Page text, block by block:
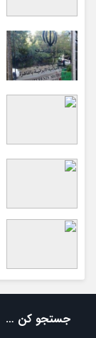
جستجو کن …